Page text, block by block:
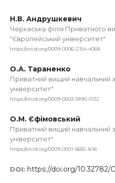
Н.В. Андрушкевич
Черкаська філія Приватного
"Європейський університет"
https://orcid.org/0009-0006-2154-4068
О.А. Тараненко
Приватний вищий навчальний
університет"
https://orcid.org/0009-0003-5890-0132
О.М. Єфімовський
Приватний вищий навчальний
університет"
https://orcid.org/0009-0001-5655-1616
DOI: https://doi.org/10.32782/